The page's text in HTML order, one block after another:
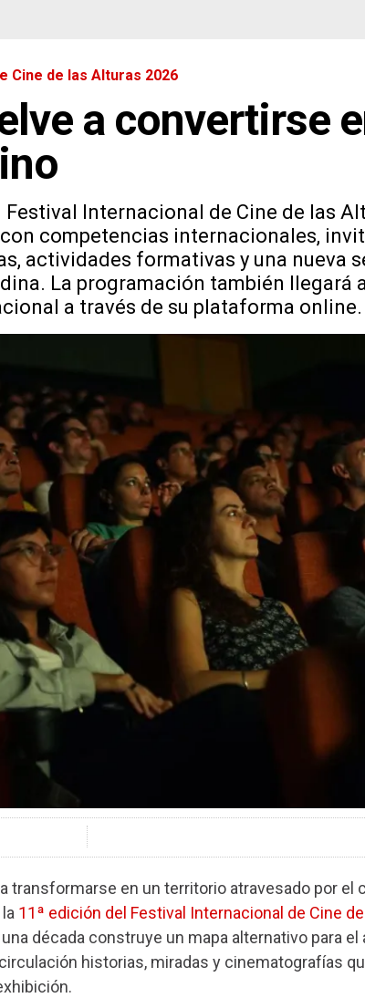
Cine de las Alturas 2026
a convertirse
Festival Internacional de Cine de las
competencias internacionales,
actividades formativas y una nueva
La programación también llegará
a través de su plataforma online.
transformarse en un territorio atravesado por el
11ª edición del Festival Internacional de Cine
década construye un mapa alternativo para
historias, miradas y cinematografías